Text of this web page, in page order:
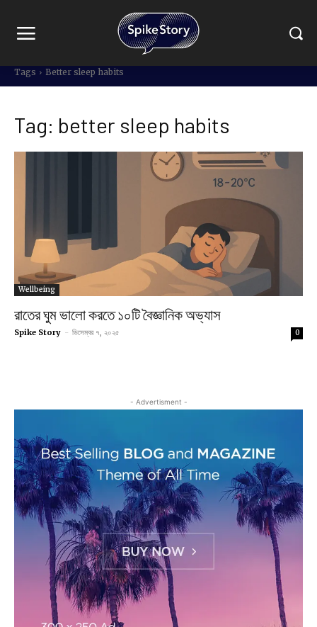
Tags Better sleep habits
Tag: better sleep habits
Wellbeing
রাতের ঘুম ভালো করতে ১০টি বৈজ্ঞানিক অভ্যাস
Spike Story - ডিসেম্বর ৭, ২০২৫ 0
- Advertisment -